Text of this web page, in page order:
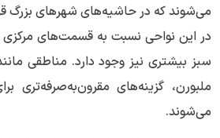
می‌شوند که در حاشیه‌های شهرهای بزرگ
در این نواحی نسبت به قسمت‌های مرکزی
سبز بیشتری نیز وجود دارد. مناطقی
ملبورن، گزینه‌های مقرون‌به‌صرفه‌تری
می‌شوند.